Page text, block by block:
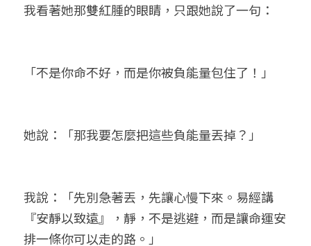
我看著她那雙紅腫的眼睛，只跟她說了一句：
「不是你命不好，而是你被負能量包住了！」
她說：「那我要怎麼把這些負能量丟掉？」
我說：「先別急著丟，先讓心慢下來。易經講
『安靜以致遠』，靜，不是逃避，而是讓命運安
排一條你可以走的路。」